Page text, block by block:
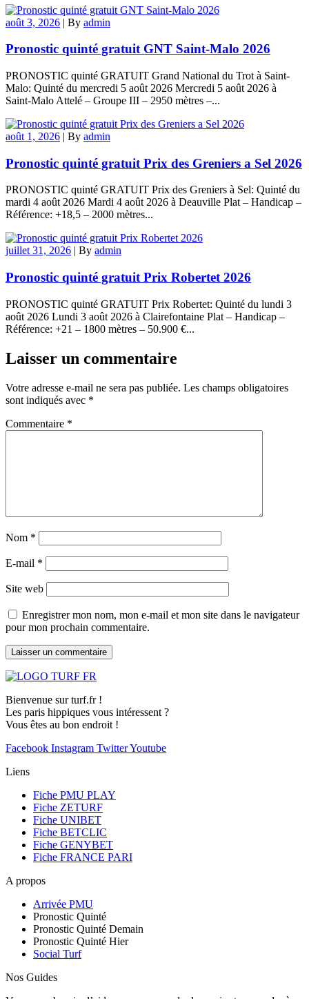
août 3, 2026 | By admin
Pronostic quinté gratuit GNT Saint-Malo 2026
PRONOSTIC quinté GRATUIT Grand National du Trot à Saint-
Malo: Quinté du mercredi 5 août 2026 Mercredi 5 août 2026 à
Saint-Malo Attelé – Groupe III – 2950 mètres –...
août 1, 2026 | By admin
Pronostic quinté gratuit Prix des Greniers a Sel 2026
PRONOSTIC quinté GRATUIT Prix des Greniers à Sel: Quinté du
mardi 4 août 2026 Mardi 4 août 2026 à Deauville Plat – Handicap –
Référence: +18,5 – 2000 mètres...
juillet 31, 2026 | By admin
Pronostic quinté gratuit Prix Robertet 2026
PRONOSTIC quinté GRATUIT Prix Robertet: Quinté du lundi 3
août 2026 Lundi 3 août 2026 à Clairefontaine Plat – Handicap –
Référence: +21 – 1800 mètres – 50.900 €...
Laisser un commentaire
Votre adresse e-mail ne sera pas publiée. Les champs obligatoires
sont indiqués avec *
Commentaire *
Nom *
E-mail *
Site web
Enregistrer mon nom, mon e-mail et mon site dans le navigateur
pour mon prochain commentaire.
Bienvenue sur turf.fr !
Les paris hippiques vous intéressent ?
Vous êtes au bon endroit !
Facebook Instagram TwitterYoutube
Liens
Fiche PMU PLAY
Fiche ZETURF
Fiche UNIBET
Fiche BETCLIC
Fiche GENYBET
Fiche FRANCE PARI
A propos
Arrivée PMU
Pronostic Quinté
Pronostic Quinté Demain
Pronostic Quinté Hier
Social Turf
Nos Guides